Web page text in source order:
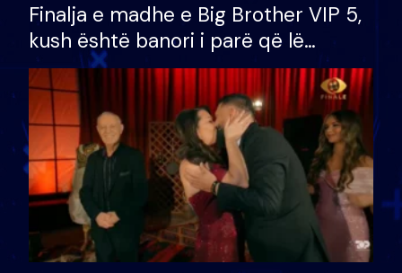
Finalja e madhe e Big Brother VIP 5,
kush është banori i parë që lë
shtëpinë dhe humb mundësinë për
të fituar çmimin e madh